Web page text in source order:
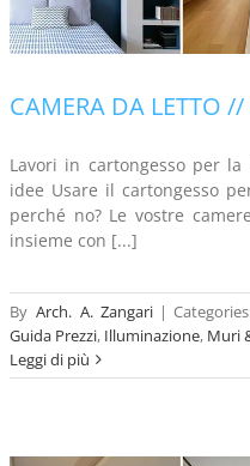
CAMERA DA LETTO
Lavori in cartongesso per
idee Usare il cartongesso
perché no? Le vostre
insieme con [...]
By Arch. A. Zangari |
Guida Prezzi, Illuminazione, Muri
Leggi di più